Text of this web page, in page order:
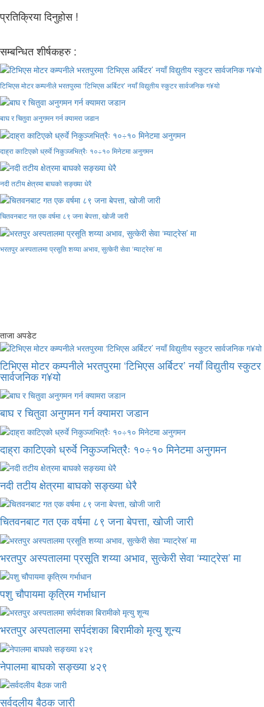
प्रतिक्रिया दिनुहोस !
सम्बन्धित शीर्षकहरु :
टिभिएस मोटर कम्पनीले भरतपुरमा ‘टिभिएस अर्बिटर’ नयाँ विद्युतीय स्कुटर सार्वजनिक ग¥यो
बाघ र चितुवा अनुगमन गर्न क्यामरा जडान
दाह्रा काटिएको ध्रुर्वे निकुञ्जभित्रैः १०÷१० मिनेटमा अनुगमन
नदी तटीय क्षेत्रमा बाघको सङ्ख्या धेरै
चितवनबाट गत एक वर्षमा ८९ जना बेपत्ता, खोजी जारी
भरतपुर अस्पतालमा प्रसूति शय्या अभाव, सुत्केरी सेवा ‘म्याट्रेस’ मा
ताजा अपडेट
टिभिएस मोटर कम्पनीले भरतपुरमा ‘टिभिएस अर्बिटर’ नयाँ विद्युतीय स्कुटर
सार्वजनिक ग¥यो
बाघ र चितुवा अनुगमन गर्न क्यामरा जडान
दाह्रा काटिएको ध्रुर्वे निकुञ्जभित्रैः १०÷१० मिनेटमा अनुगमन
नदी तटीय क्षेत्रमा बाघको सङ्ख्या धेरै
चितवनबाट गत एक वर्षमा ८९ जना बेपत्ता, खोजी जारी
भरतपुर अस्पतालमा प्रसूति शय्या अभाव, सुत्केरी सेवा ‘म्याट्रेस’ मा
पशु चौपायमा कृत्रिम गर्भाधान
भरतपुर अस्पतालमा सर्पदंशका बिरामीको मृत्यु शून्य
नेपालमा बाघको सङ्ख्या ४२९
सर्वदलीय बैठक जारी